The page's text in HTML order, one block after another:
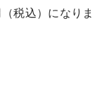
税込）になりま